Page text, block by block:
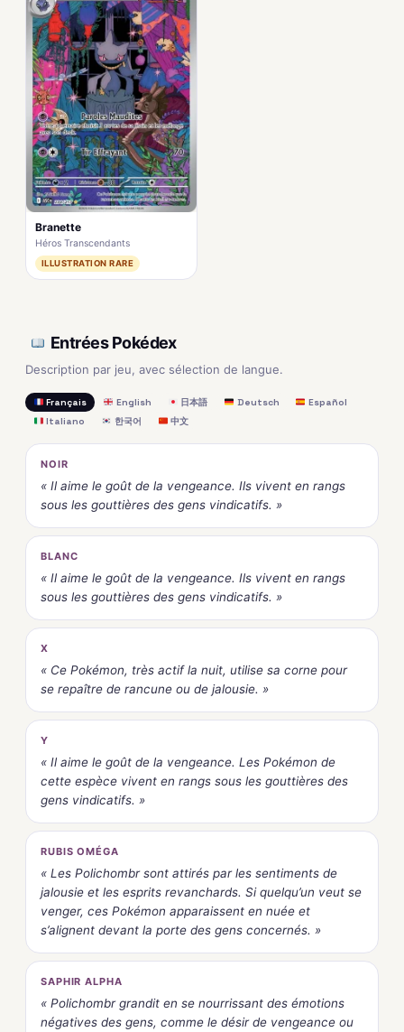
Branette
Héros Transcendants
ILLUSTRATION RARE
Entrées Pokédex
Description par jeu, avec sélection de langue.
Français English 日本語 Deutsch
Español
Italiano
한국어 中文
NOIR
« Il aime le goût de la vengeance. Ils vivent en rangs
sous les gouttières des gens vindicatifs. »
BLANC
« Il aime le goût de la vengeance. Ils vivent en rangs
sous les gouttières des gens vindicatifs. »
X
« Ce Pokémon, très actif la nuit, utilise sa corne pour
se repaître de rancune ou de jalousie. »
Y
« Il aime le goût de la vengeance. Les Pokémon de
cette espèce vivent en rangs sous les gouttières des
gens vindicatifs. »
RUBIS OMÉGA
« Les Polichombr sont attirés par les sentiments de
jalousie et les esprits revanchards. Si quelqu’un veut se
venger, ces Pokémon apparaissent en nuée et
s’alignent devant la porte des gens concernés. »
SAPHIR ALPHA
« Polichombr grandit en se nourrissant des émotions
négatives des gens, comme le désir de vengeance ou